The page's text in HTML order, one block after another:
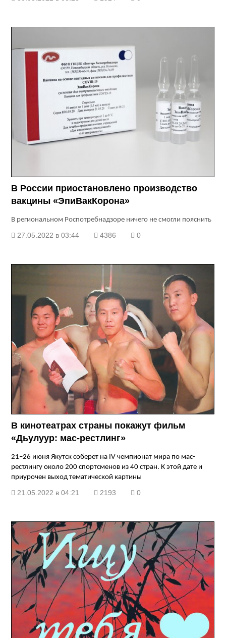
В России приостановлено производство
вакцины «ЭпиВакКорона»
В региональном Роспотребнадзоре ничего не смогли пояснить
27.05.2022 в 03:44 4386 0
В кинотеатрах страны покажут фильм
«Дьулу­ур: мас-рестлинг»
21–26 июня Якутск соберет на IV чемпионат мира по мас-
рестлингу около 200 спортсменов из 40 стран. К этой дате и
приурочен выход тематической кар­тины
21.05.2022 в 04:21 2193 0